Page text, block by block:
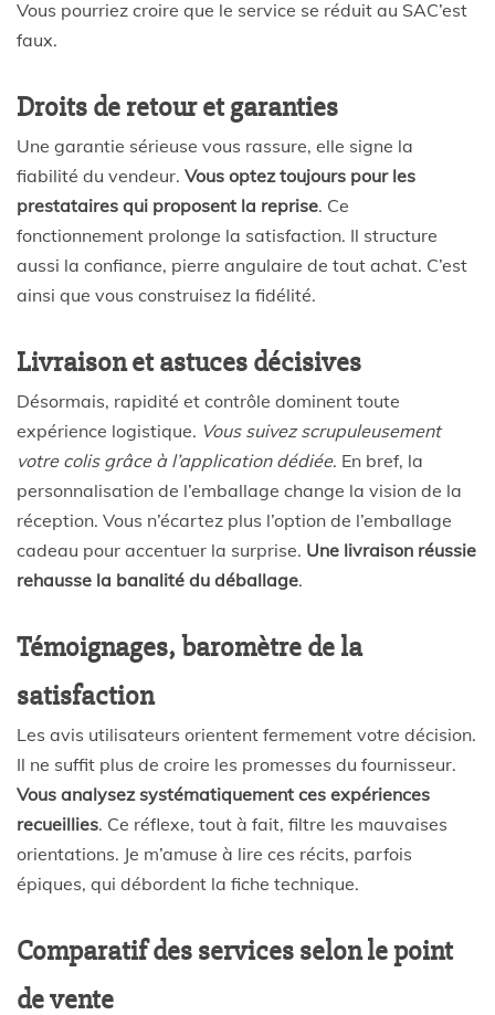
Vous pourriez croire que le service se réduit au SAC’est
faux.
Droits de retour et garanties
Une garantie sérieuse vous rassure, elle signe la
fiabilité du vendeur. Vous optez toujours pour les
prestataires qui proposent la reprise. Ce
fonctionnement prolonge la satisfaction. Il structure
aussi la confiance, pierre angulaire de tout achat. C’est
ainsi que vous construisez la fidélité.
Livraison et astuces décisives
Désormais, rapidité et contrôle dominent toute
expérience logistique. Vous suivez scrupuleusement
votre colis grâce à l’application dédiée. En bref, la
personnalisation de l’emballage change la vision de la
réception. Vous n’écartez plus l’option de l’emballage
cadeau pour accentuer la surprise. Une livraison réussie
rehausse la banalité du déballage.
Témoignages, baromètre de la
satisfaction
Les avis utilisateurs orientent fermement votre décision.
Il ne suffit plus de croire les promesses du fournisseur.
Vous analysez systématiquement ces expériences
recueillies. Ce réflexe, tout à fait, filtre les mauvaises
orientations. Je m’amuse à lire ces récits, parfois
épiques, qui débordent la fiche technique.
Comparatif des services selon le point
de vente